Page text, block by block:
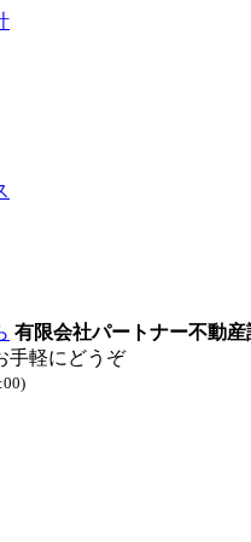
有限会社パートナー不動産
手軽にどうぞ